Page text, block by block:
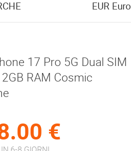
EUR Euro
17 Pro 5G Dual SIM
RAM Cosmic
€